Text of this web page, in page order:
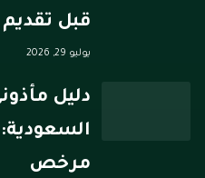
قبل
يوليو 29, 2026
دليل
مرخص